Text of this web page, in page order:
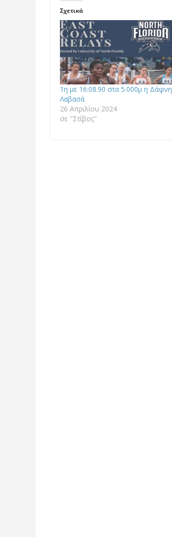
Σχετικά
1η με 16:08.90 στα 5.000μ η Δάφνη
Λαβασά
26 Απριλίου 2024
σε "Στίβος"